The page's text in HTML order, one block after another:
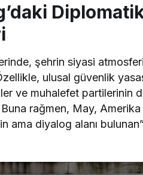
şehrin siyasi
ulusal güvenlik
ve muhalefet partilerinin
rağmen, May,
ama diyalog alanı